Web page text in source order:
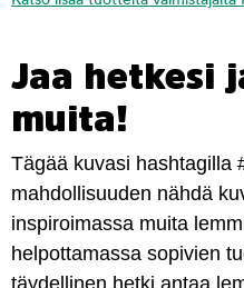
Jaa hetkesi
muita!
Tägää kuvasi hashtagilla
mahdollisuuden nähdä
inspiroimassa muita
helpottamassa sopivien
täydellinen hetki antaa